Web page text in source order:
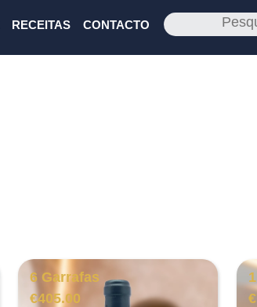
RECEITAS CONTACTO
6 Garrafas
€405.00
€